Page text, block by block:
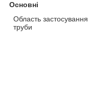
Основні
Область застосування
труби